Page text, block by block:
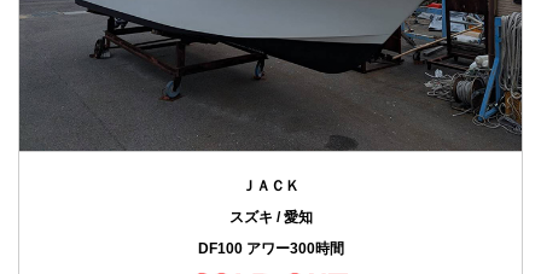
ＪＡＣＫ
スズキ / 愛知
DF100 アワー300時間